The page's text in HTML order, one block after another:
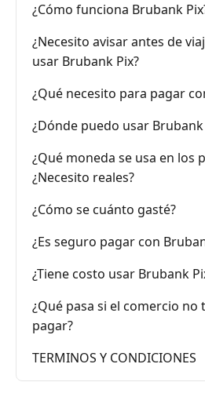
¿Cómo funciona Brubank
¿Necesito avisar antes de
usar Brubank Pix?
¿Qué necesito para pagar
¿Dónde puedo usar Brubank
¿Qué moneda se usa en los
¿Necesito reales?
¿Cómo se cuánto gasté?
¿Es seguro pagar con
¿Tiene costo usar Brubank
¿Qué pasa si el comercio no
pagar?
TERMINOS Y CONDICIONES